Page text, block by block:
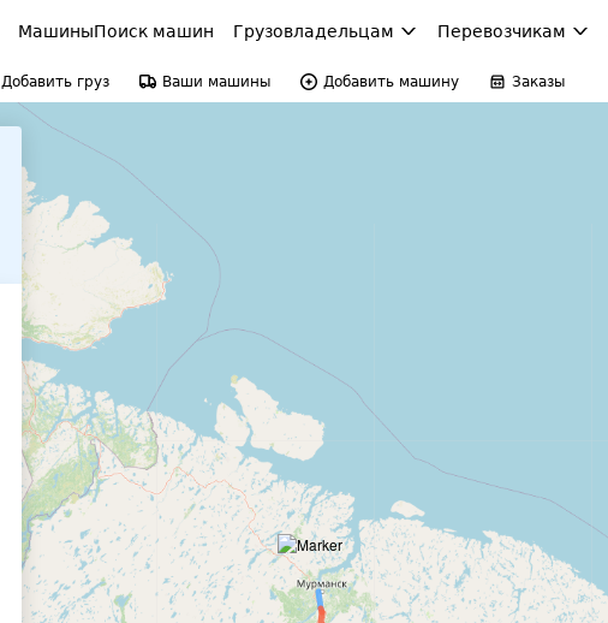
МашиныПоиск машин Грузовладельцам Перевозчикам
Добавить груз Ваши машины Добавить машину Заказы